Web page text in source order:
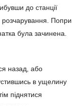
до станції
розчарування. Попри
була зачинена.
назад, або
в ущелину
піднятися